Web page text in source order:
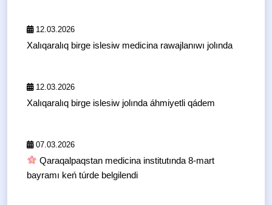
12.03.2026
Xalıqaralıq birge islesiw medicina rawajlanıwı jolında
12.03.2026
Xalıqaralıq birge islesiw jolında áhmiyetli qádem
07.03.2026
Qaraqalpaqstan medicina institutında 8-mart
bayramı keń túrde belgilendi